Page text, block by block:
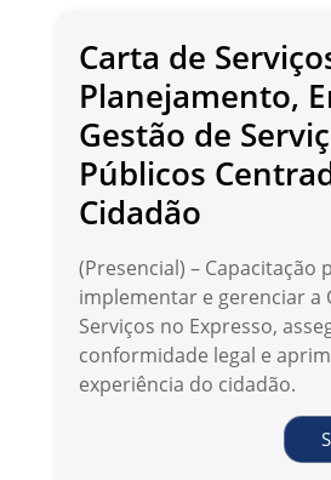
Carta de
Planejamento,
Gestão de
Públicos
Cidadão
(Presencial) – Capacitação
implementar e gerenciar a
Serviços no Expresso,
conformidade legal e
experiência do cidadão.